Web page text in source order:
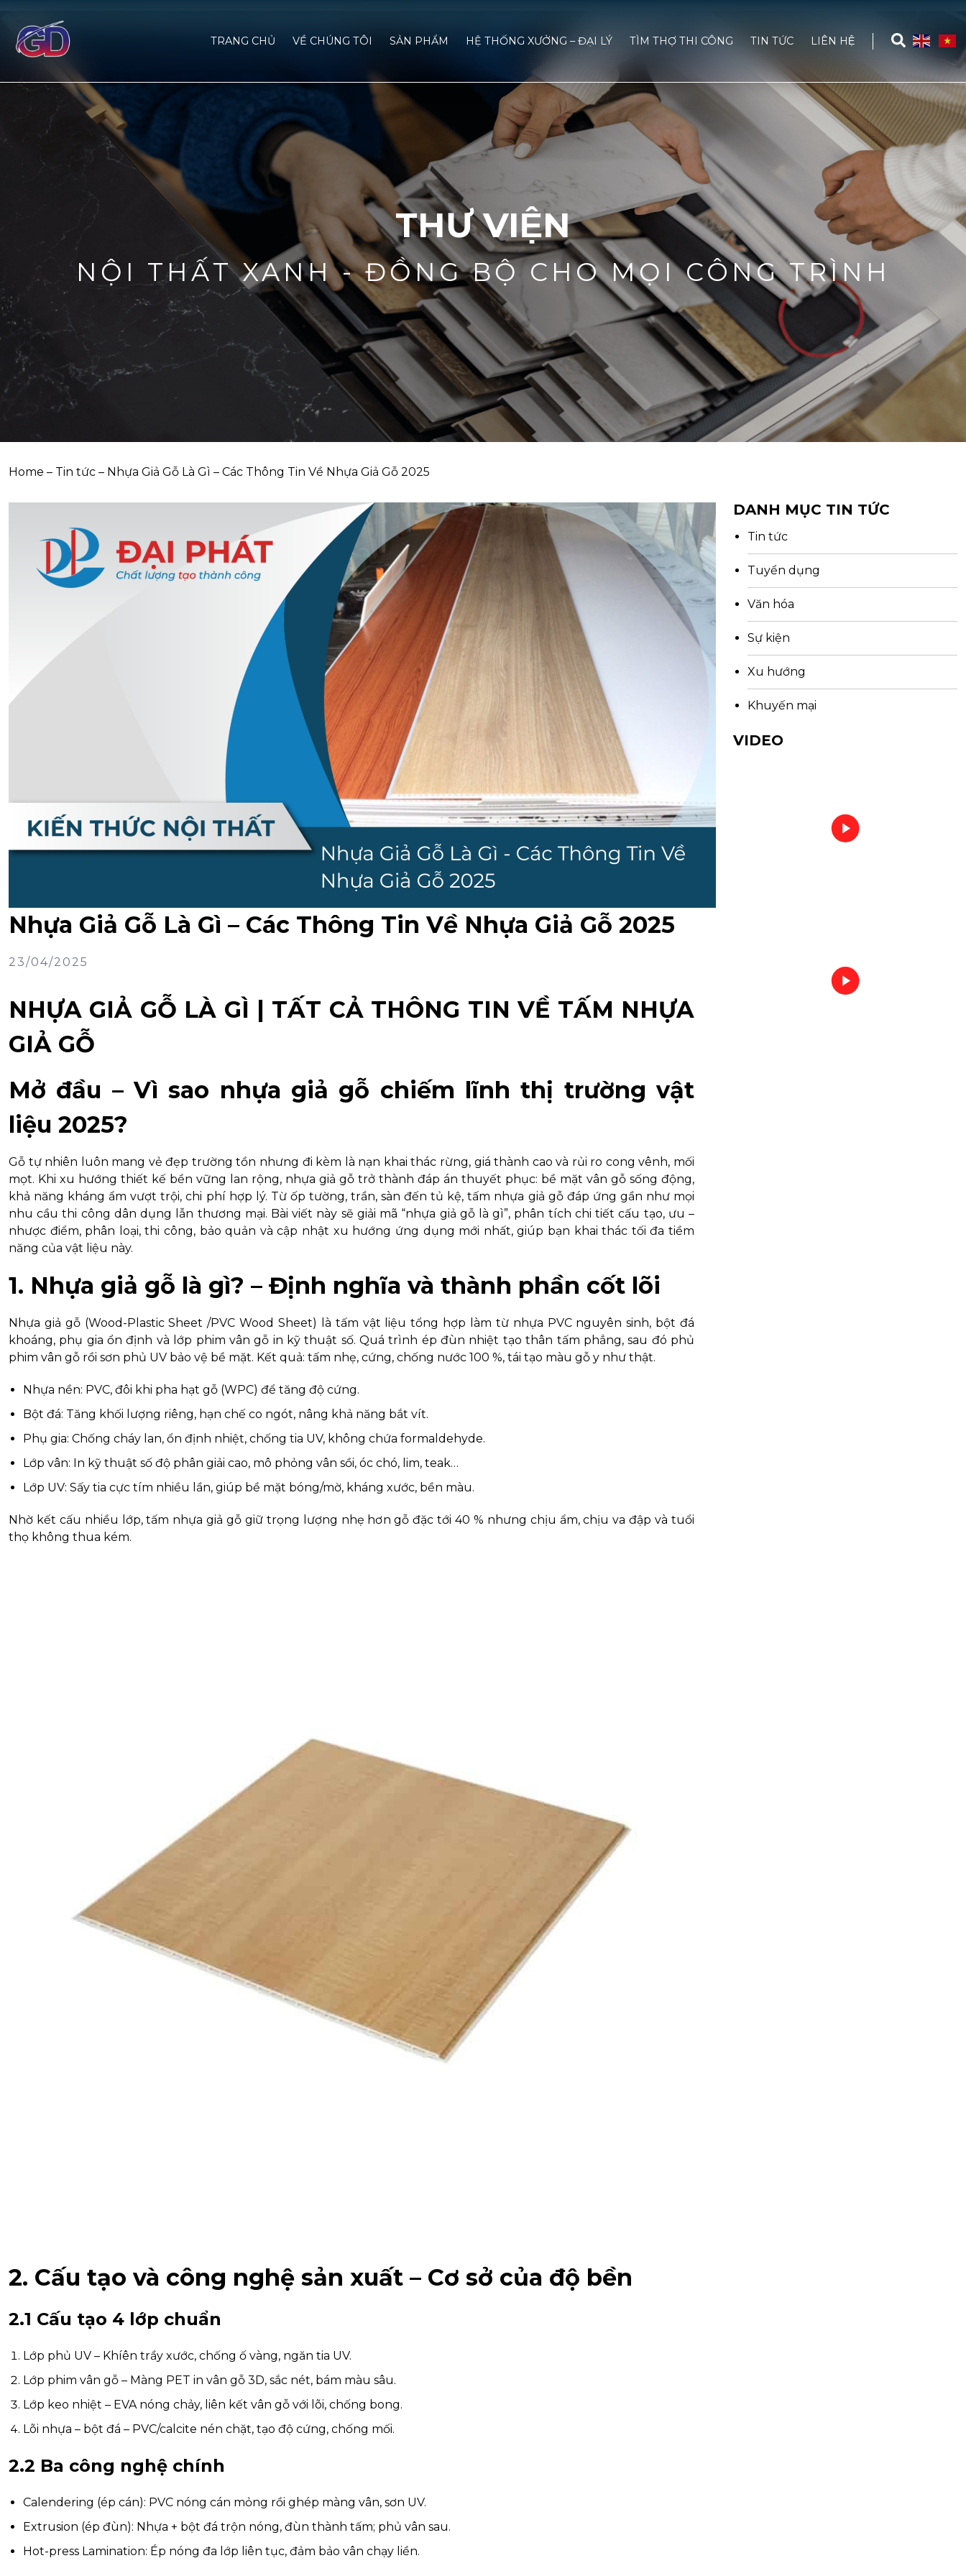
TRANG CHỦ VỀ CHÚNG TÔI SẢN PHẨM HỆ THỐNG XƯỞNG – ĐẠI LÝ TÌM THỢ THI CÔNG TIN TỨC LIÊN HỆ
THƯ VIỆN
NỘI THẤT XANH - ĐỒNG BỘ CHO MỌI CÔNG TRÌNH
Home – Tin tức – Nhựa Giả Gỗ Là Gì – Các Thông Tin Về Nhựa Giả Gỗ 2025
Nhựa Giả Gỗ Là Gì – Các Thông Tin Về Nhựa Giả Gỗ 2025
23/04/2025
NHỰA GIẢ GỖ LÀ GÌ | TẤT CẢ THÔNG TIN VỀ TẤM NHỰA
GIẢ GỖ
Mở đầu – Vì sao nhựa giả gỗ chiếm lĩnh thị trường vật
liệu 2025?
Gỗ tự nhiên luôn mang vẻ đẹp trường tồn nhưng đi kèm là nạn khai thác rừng, giá thành cao và rủi ro cong vênh, mối
mọt. Khi xu hướng thiết kế bền vững lan rộng, nhựa giả gỗ trở thành đáp án thuyết phục: bề mặt vân gỗ sống động,
khả năng kháng ẩm vượt trội, chi phí hợp lý. Từ ốp tường, trần, sàn đến tủ kệ, tấm nhựa giả gỗ đáp ứng gần như mọi
nhu cầu thi công dân dụng lẫn thương mại. Bài viết này sẽ giải mã “nhựa giả gỗ là gì”, phân tích chi tiết cấu tạo, ưu –
nhược điểm, phân loại, thi công, bảo quản và cập nhật xu hướng ứng dụng mới nhất, giúp bạn khai thác tối đa tiềm
năng của vật liệu này.
1. Nhựa giả gỗ là gì? – Định nghĩa và thành phần cốt lõi
Nhựa giả gỗ (Wood-Plastic Sheet /PVC Wood Sheet) là tấm vật liệu tổng hợp làm từ nhựa PVC nguyên sinh, bột đá
khoáng, phụ gia ổn định và lớp phim vân gỗ in kỹ thuật số. Quá trình ép đùn nhiệt tạo thân tấm phẳng, sau đó phủ
phim vân gỗ rồi sơn phủ UV bảo vệ bề mặt. Kết quả: tấm nhẹ, cứng, chống nước 100 %, tái tạo màu gỗ y như thật.
Nhựa nền: PVC, đôi khi pha hạt gỗ (WPC) để tăng độ cứng.
Bột đá: Tăng khối lượng riêng, hạn chế co ngót, nâng khả năng bắt vít.
Phụ gia: Chống cháy lan, ổn định nhiệt, chống tia UV, không chứa formaldehyde.
Lớp vân: In kỹ thuật số độ phân giải cao, mô phỏng vân sồi, óc chó, lim, teak…
Lớp UV: Sấy tia cực tím nhiều lần, giúp bề mặt bóng/mờ, kháng xước, bền màu.
Nhờ kết cấu nhiều lớp, tấm nhựa giả gỗ giữ trọng lượng nhẹ hơn gỗ đặc tới 40 % nhưng chịu ẩm, chịu va đập và tuổi
thọ không thua kém.
2. Cấu tạo và công nghệ sản xuất – Cơ sở của độ bền
2.1 Cấu tạo 4 lớp chuẩn
Lớp phủ UV – Khíên trầy xước, chống ố vàng, ngăn tia UV.
Lớp phim vân gỗ – Màng PET in vân gỗ 3D, sắc nét, bám màu sâu.
Lớp keo nhiệt – EVA nóng chảy, liên kết vân gỗ với lõi, chống bong.
Lõi nhựa – bột đá – PVC/calcite nén chặt, tạo độ cứng, chống mối.
2.2 Ba công nghệ chính
Calendering (ép cán): PVC nóng cán mỏng rồi ghép màng vân, sơn UV.
Extrusion (ép đùn): Nhựa + bột đá trộn nóng, đùn thành tấm; phủ vân sau.
Hot-press Lamination: Ép nóng đa lớp liên tục, đảm bảo vân chạy liền.
DANH MỤC TIN TỨC
Tin tức
Tuyển dụng
Văn hóa
Sự kiện
Xu hướng
Khuyến mại
VIDEO